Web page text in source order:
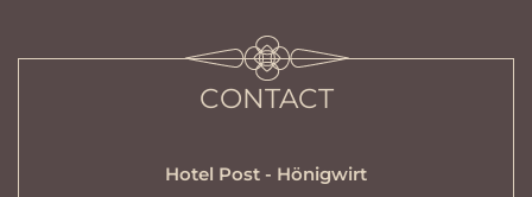
CONTACT
Hotel Post - Hönigwirt